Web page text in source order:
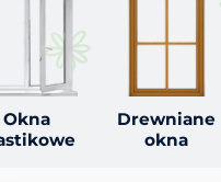
Okna
Drewniane
okna